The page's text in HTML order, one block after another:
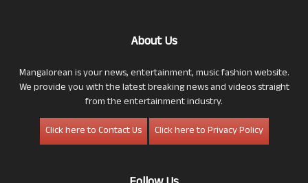
About Us
Mangalorean is your news, entertainment, music fashion website.
We provide you with the latest breaking news and videos straight
from the entertainment industry.
Click here to Contact Us
Click here to Privacy Policy